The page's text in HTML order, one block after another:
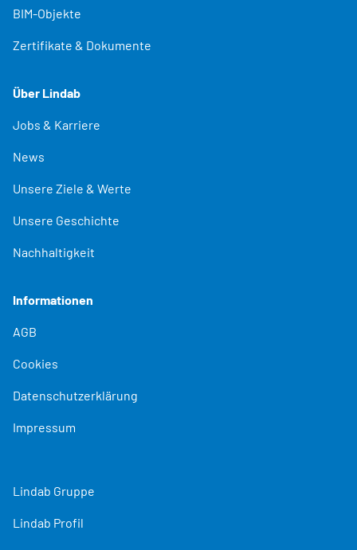
BIM-Objekte
Zertifikate & Dokumente
Über Lindab
Jobs & Karriere
News
Unsere Ziele & Werte
Unsere Geschichte
Nachhaltigkeit
Informationen
AGB
Cookies
Datenschutzerklärung
Impressum
Lindab Gruppe
Lindab Profil